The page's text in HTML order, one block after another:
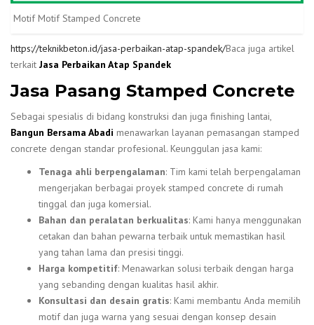
Motif Motif Stamped Concrete
https://teknikbeton.id/jasa-perbaikan-atap-spandek/Baca juga artikel
terkait Jasa Perbaikan Atap Spandek
Jasa Pasang Stamped Concrete
Sebagai spesialis di bidang konstruksi dan juga finishing lantai,
Bangun Bersama Abadi menawarkan layanan pemasangan stamped
concrete dengan standar profesional. Keunggulan jasa kami:
Tenaga ahli berpengalaman: Tim kami telah berpengalaman
mengerjakan berbagai proyek stamped concrete di rumah
tinggal dan juga komersial.
Bahan dan peralatan berkualitas: Kami hanya menggunakan
cetakan dan bahan pewarna terbaik untuk memastikan hasil
yang tahan lama dan presisi tinggi.
Harga kompetitif: Menawarkan solusi terbaik dengan harga
yang sebanding dengan kualitas hasil akhir.
Konsultasi dan desain gratis: Kami membantu Anda memilih
motif dan juga warna yang sesuai dengan konsep desain